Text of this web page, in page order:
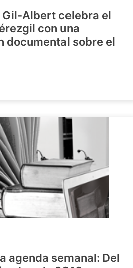
Gil-Albert celebra el
con una
documental sobre el
agenda semanal: Del